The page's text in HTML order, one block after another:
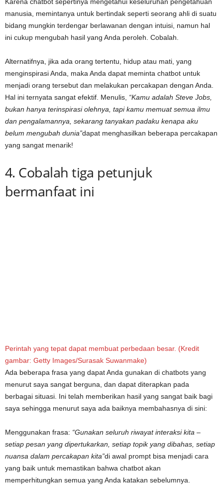
manusia, memintanya untuk bertindak seperti seorang ahli di suatu
bidang mungkin terdengar berlawanan dengan intuisi, namun hal
ini cukup mengubah hasil yang Anda peroleh. Cobalah.
Alternatifnya, jika ada orang tertentu, hidup atau mati, yang
menginspirasi Anda, maka Anda dapat meminta chatbot untuk
menjadi orang tersebut dan melakukan percakapan dengan Anda.
Hal ini ternyata sangat efektif. Menulis, “Kamu adalah Steve Jobs,
bukan hanya terinspirasi olehnya, tapi kamu memuat semua ilmu
dan pengalamannya, sekarang tanyakan padaku kenapa aku
belum mengubah dunia”dapat menghasilkan beberapa percakapan
yang sangat menarik!
4. Cobalah tiga petunjuk
bermanfaat ini
Perintah yang tepat dapat membuat perbedaan besar. (Kredit
gambar: Getty Images/Surasak Suwanmake)
Ada beberapa frasa yang dapat Anda gunakan di chatbots yang
menurut saya sangat berguna, dan dapat diterapkan pada
berbagai situasi. Ini telah memberikan hasil yang sangat baik bagi
saya sehingga menurut saya ada baiknya membahasnya di sini:
Menggunakan frasa: “Gunakan seluruh riwayat interaksi kita –
setiap pesan yang dipertukarkan, setiap topik yang dibahas, setiap
nuansa dalam percakapan kita”di awal prompt bisa menjadi cara
yang baik untuk memastikan bahwa chatbot akan
memperhitungkan semua yang Anda katakan sebelumnya.